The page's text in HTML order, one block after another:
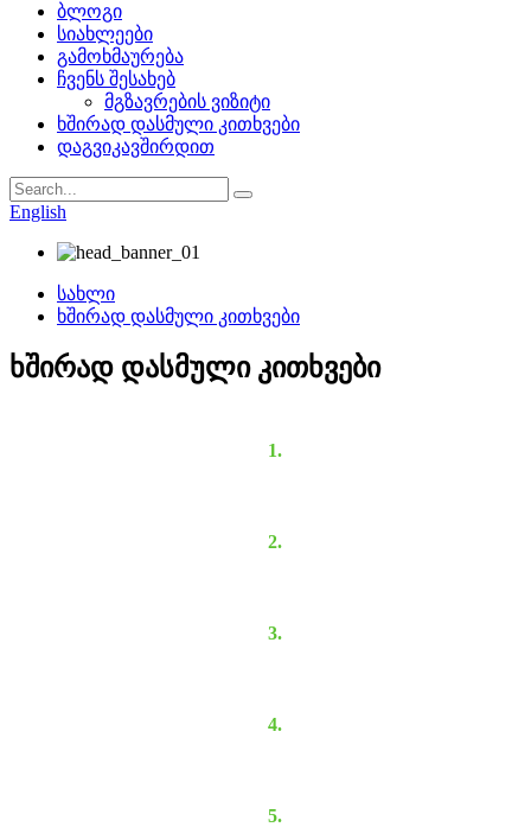
ბლოგი
სიახლეები
გამოხმაურება
ჩვენს შესახებ
მგზავრების ვიზიტი
ხშირად დასმული კითხვები
დაგვიკავშირდით
English
სახლი
ხშირად დასმული კითხვები
ხშირად დასმული კითხვები
1.
2.
3.
4.
5.